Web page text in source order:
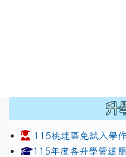
升
115桃連區免試入學
link to https://
115年度各升學管道